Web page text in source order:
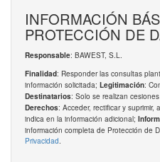
INFORMACIÓN
PROTECCIÓN DE
Responsable: BAWEST, S.L.
Finalidad: Responder las consultas
información solicitada; Legitimación:
Destinatarios: Solo se realizan
Derechos: Acceder, rectificar y
indica en la información adicional;
información completa de Protección de
Privacidad